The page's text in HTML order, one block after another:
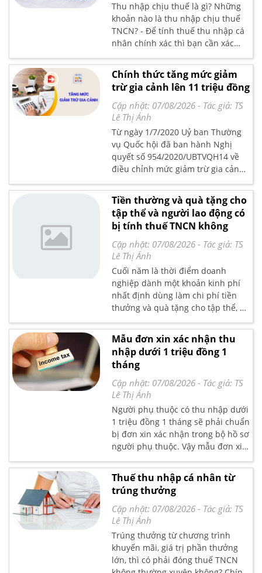
Thu nhập chịu thuế là gì? Những
khoản nào là thu nhập chịu thuế
TNCN? - Để tính thuế thu nhập cá
nhân chính xác thì bạn cần xác
định được thu nhập tính thuế. Và
để xác định được thu nhập tính
thuế TNCN thì đầu tiên bạn cần
xác định được những khoản thu
nhập chịu thuế.
Chính thức tăng mức giảm
trừ gia cảnh lên 11 triệu đồng
Cập nhật: 07/08/2026 - Tác giả: TS
Lê Thị Ánh
Từ ngày 1/7/2020 Uỷ ban Thường
vụ Quốc hội đã ban hành Nghị
quyết số 954/2020/UBTVQH14 về
điều chỉnh mức giảm trừ gia cảnh
của thuế thu nhập cá nhân . Theo
đó mức giảm trừ gia cảnh sẽ có sự
thay đổi. Kéo theo đó thì số tiền
đóng thuế TNCN cũng có sự thay
đổi. Bạn đọc cập nhật ngay bài viết
sau của Kế toán Lê Ánh để nắm
được chi tiết Nghị quyết 954 và
cách tính thuế TNCN khi có thay
đổi mức giảm
Tiền thường và quà tặng cho
tập thể và người lao động có
bị tính thuế TNCN không
Cập nhật: 07/08/2026 - Tác giả: TS
Lê Thị Ánh
Cuối năm là thời điểm doanh
nghiệp dành một khoản kinh phí
nhất định dùng làm chi phí tiền
thưởng và quà tặng cho tập thể, cá
nhân có bị tính thuế TNCN không.
Vậy quy định cụ thể về trường hợp
này như thế nào, kế toán Lê Ánh
xin gửi đến bạn đọc bài viết chi tiết
tại đây
Mẫu đơn xin xác nhận thu
nhập dưới 1 triệu đồng 1
tháng
Cập nhật: 07/08/2026 - Tác giả: TS
Lê Thị Ánh
Người phụ thuộc có thu nhập dưới
1 triệu đồng 1 tháng sẽ phải chuẩn
bị đơn xin xác nhận trong bộ hồ sơ
người phụ thuộc. Vậy mẫu đơn xin
xác nhận về việc thu nhập dưới 1
triệu đồng 1 tháng viết như thế
nào? Tải ngay mẫu đơn xin xác
nhận thu nhập dưới 1 triệu/1
tháng trong bài viết dưới đây.
Thuế thu nhập cá nhân từ
trúng thưởng
Cập nhật: 07/08/2026 - Tác giả: TS
Lê Thị Ánh
Trúng thưởng từ chương trình
khuyến mãi, giá trị phần thưởng
lớn, thì có phải đóng thuế TNCN